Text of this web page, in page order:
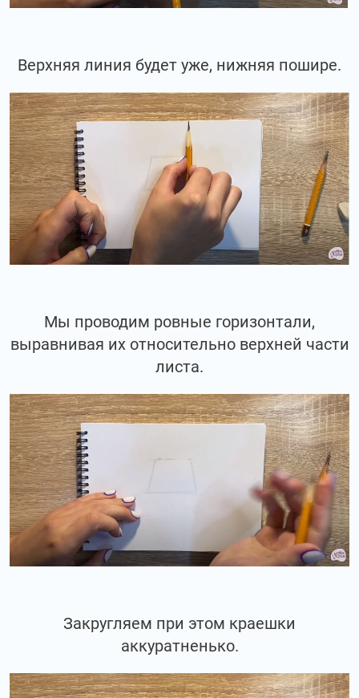
Верхняя линия будет уже, нижняя пошире.
Мы проводим ровные горизонтали,
выравнивая их относительно верхней части
листа.
Закругляем при этом краешки
аккуратненько.